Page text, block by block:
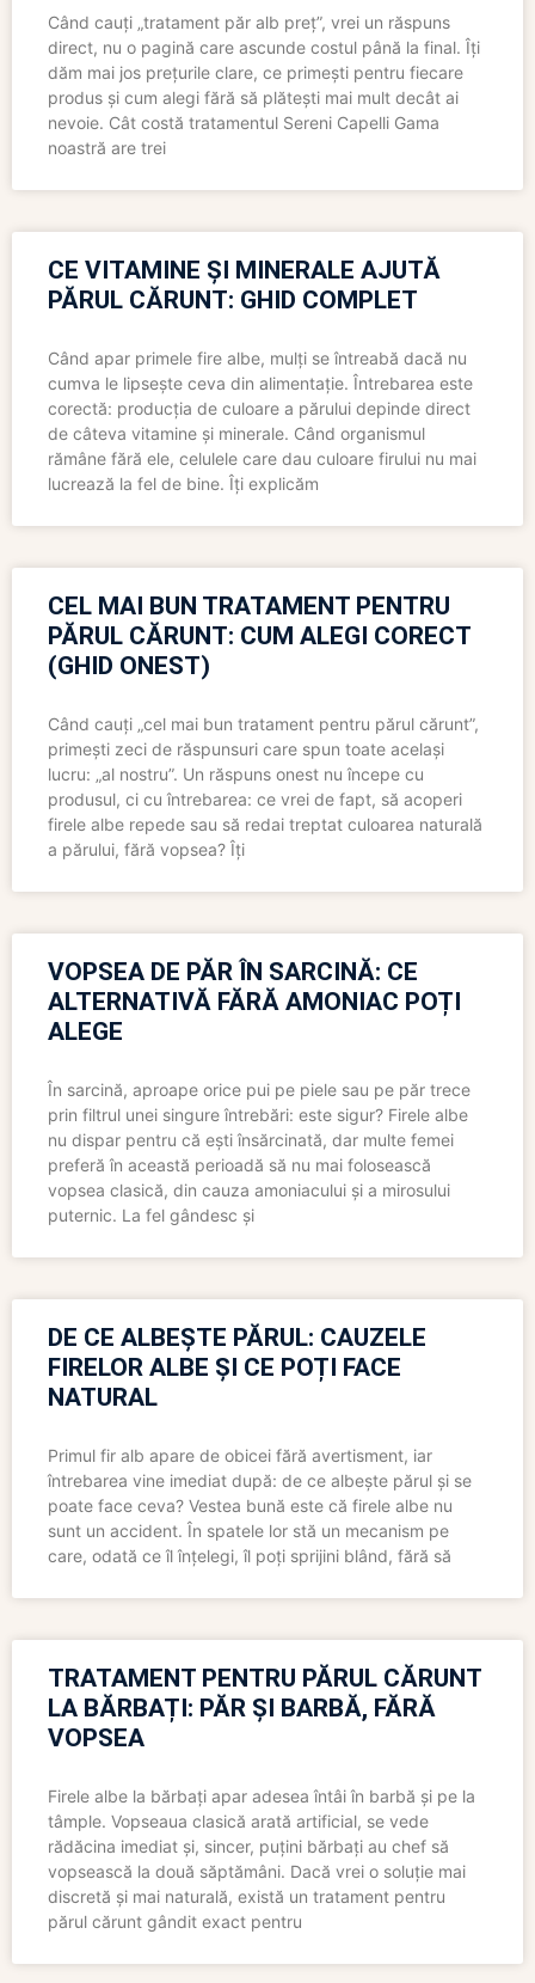
Când cauți „tratament păr alb preț”, vrei un răspuns
direct, nu o pagină care ascunde costul până la final. Îți
dăm mai jos prețurile clare, ce primești pentru fiecare
produs și cum alegi fără să plătești mai mult decât ai
nevoie. Cât costă tratamentul Sereni Capelli Gama
noastră are trei
CE VITAMINE ȘI MINERALE AJUTĂ
PĂRUL CĂRUNT: GHID COMPLET
Când apar primele fire albe, mulți se întreabă dacă nu
cumva le lipsește ceva din alimentație. Întrebarea este
corectă: producția de culoare a părului depinde direct
de câteva vitamine și minerale. Când organismul
rămâne fără ele, celulele care dau culoare firului nu mai
lucrează la fel de bine. Îți explicăm
CEL MAI BUN TRATAMENT PENTRU
PĂRUL CĂRUNT: CUM ALEGI CORECT
(GHID ONEST)
Când cauți „cel mai bun tratament pentru părul cărunt”,
primești zeci de răspunsuri care spun toate același
lucru: „al nostru”. Un răspuns onest nu începe cu
produsul, ci cu întrebarea: ce vrei de fapt, să acoperi
firele albe repede sau să redai treptat culoarea naturală
a părului, fără vopsea? Îți
VOPSEA DE PĂR ÎN SARCINĂ: CE
ALTERNATIVĂ FĂRĂ AMONIAC POȚI
ALEGE
În sarcină, aproape orice pui pe piele sau pe păr trece
prin filtrul unei singure întrebări: este sigur? Firele albe
nu dispar pentru că ești însărcinată, dar multe femei
preferă în această perioadă să nu mai folosească
vopsea clasică, din cauza amoniacului și a mirosului
puternic. La fel gândesc și
DE CE ALBEȘTE PĂRUL: CAUZELE
FIRELOR ALBE ȘI CE POȚI FACE
NATURAL
Primul fir alb apare de obicei fără avertisment, iar
întrebarea vine imediat după: de ce albește părul și se
poate face ceva? Vestea bună este că firele albe nu
sunt un accident. În spatele lor stă un mecanism pe
care, odată ce îl înțelegi, îl poți sprijini blând, fără să
TRATAMENT PENTRU PĂRUL CĂRUNT
LA BĂRBAȚI: PĂR ȘI BARBĂ, FĂRĂ
VOPSEA
Firele albe la bărbați apar adesea întâi în barbă și pe la
tâmple. Vopseaua clasică arată artificial, se vede
rădăcina imediat și, sincer, puțini bărbați au chef să
vopsească la două săptămâni. Dacă vrei o soluție mai
discretă și mai naturală, există un tratament pentru
părul cărunt gândit exact pentru